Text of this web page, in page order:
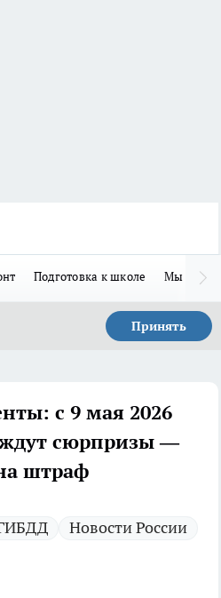
Подготовка к школе Мы в MAX
Принять
с 9 мая 2026
ждут сюрпризы —
штраф
Новости России